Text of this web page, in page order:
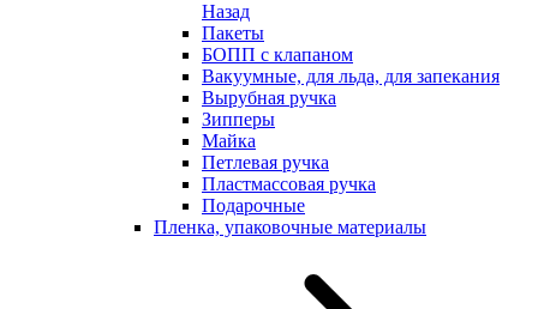
Назад
Пакеты
БОПП с клапаном
Вакуумные, для льда, для запекания
Вырубная ручка
Зипперы
Майка
Петлевая ручка
Пластмассовая ручка
Подарочные
Пленка, упаковочные материалы